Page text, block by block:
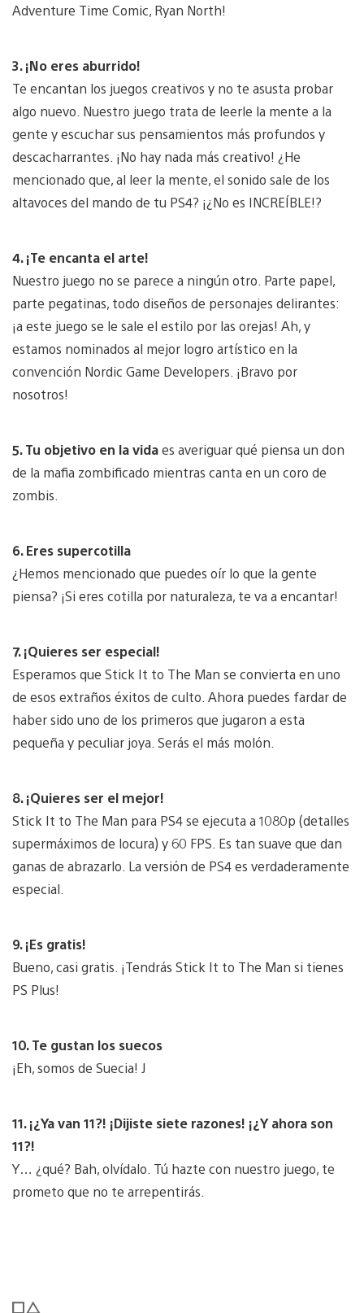
Adventure Time Comic, Ryan North!
3. ¡No eres aburrido!
Te encantan los juegos creativos y no te asusta probar
algo nuevo. Nuestro juego trata de leerle la mente a la
gente y escuchar sus pensamientos más profundos y
descacharrantes. ¡No hay nada más creativo! ¿He
mencionado que, al leer la mente, el sonido sale de los
altavoces del mando de tu PS4? ¡¿No es INCREÍBLE!?
4. ¡Te encanta el arte!
Nuestro juego no se parece a ningún otro. Parte papel,
parte pegatinas, todo diseños de personajes delirantes:
¡a este juego se le sale el estilo por las orejas! Ah, y
estamos nominados al mejor logro artístico en la
convención Nordic Game Developers. ¡Bravo por
nosotros!
5. Tu objetivo en la vidaes averiguar qué piensa un don
de la mafia zombificado mientras canta en un coro de
zombis.
6. Eres supercotilla
¿Hemos mencionado que puedes oír lo que la gente
piensa? ¡Si eres cotilla por naturaleza, te va a encantar!
7. ¡Quieres ser especial!
Esperamos que Stick It to The Man se convierta en uno
de esos extraños éxitos de culto. Ahora puedes fardar de
haber sido uno de los primeros que jugaron a esta
pequeña y peculiar joya. Serás el más molón.
8. ¡Quieres ser el mejor!
Stick It to The Man para PS4 se ejecuta a 1080p (detalles
supermáximos de locura) y 60 FPS. Es tan suave que dan
ganas de abrazarlo. La versión de PS4 es verdaderamente
especial.
9. ¡Es gratis!
Bueno, casi gratis. ¡Tendrás Stick It to The Man si tienes
PS Plus!
10. Te gustan los suecos
¡Eh, somos de Suecia! J
11. ¡¿Ya van 11?! ¡Dijiste siete razones! ¡¿Y ahora son
11?!
Y… ¿qué? Bah, olvídalo. Tú hazte con nuestro juego, te
prometo que no te arrepentirás.